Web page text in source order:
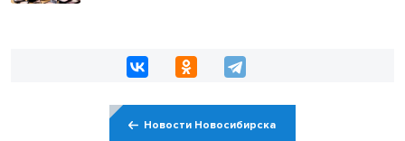
Новости Новосибирска